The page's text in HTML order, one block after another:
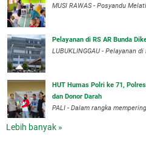
MUSI RAWAS - Posyandu
Pelayanan di RS AR Bunda
LUBUKLINGGAU - Pelayanan di
HUT Humas Polri ke 71,
dan Donor Darah
PALI - Dalam rangka
Lebih banyak »